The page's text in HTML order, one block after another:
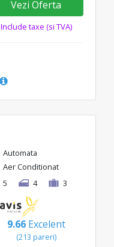
Vezi Oferta
Include taxe (si TVA)
Automata
Aer Conditionat
5
4 3
9.66 Excelent
(213 pareri)